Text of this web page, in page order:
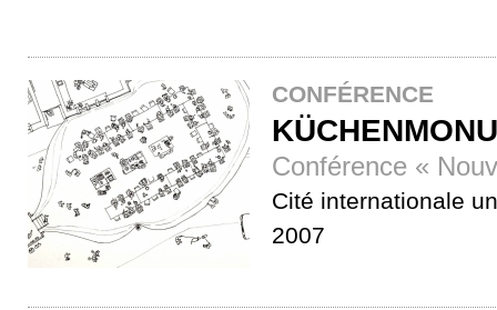
CONFÉRENCE
Conférence «
Cité internationale
2007